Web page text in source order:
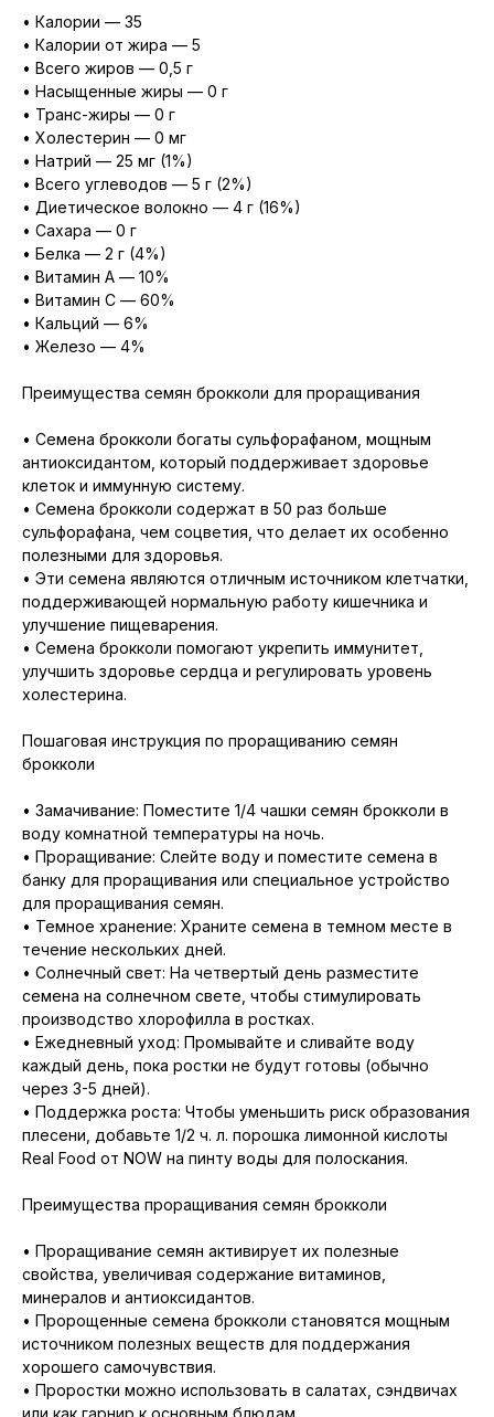
• Калории — 35
• Калории от жира — 5
• Всего жиров — 0,5 г
• Насыщенные жиры — 0 г
• Транс-жиры — 0 г
• Холестерин — 0 мг
• Натрий — 25 мг (1%)
• Всего углеводов — 5 г (2%)
• Диетическое волокно — 4 г (16%)
• Сахара — 0 г
• Белка — 2 г (4%)
• Витамин А — 10%
• Витамин С — 60%
• Кальций — 6%
• Железо — 4%
Преимущества семян брокколи для проращивания
• Семена брокколи богаты сульфорафаном, мощным
антиоксидантом, который поддерживает здоровье
клеток и иммунную систему.
• Семена брокколи содержат в 50 раз больше
сульфорафана, чем соцветия, что делает их особенно
полезными для здоровья.
• Эти семена являются отличным источником клетчатки,
поддерживающей нормальную работу кишечника и
улучшение пищеварения.
• Семена брокколи помогают укрепить иммунитет,
улучшить здоровье сердца и регулировать уровень
холестерина.
Пошаговая инструкция по проращиванию семян
брокколи
• Замачивание: Поместите 1/4 чашки семян брокколи в
воду комнатной температуры на ночь.
• Проращивание: Слейте воду и поместите семена в
банку для проращивания или специальное устройство
для проращивания семян.
• Темное хранение: Храните семена в темном месте в
течение нескольких дней.
• Солнечный свет: На четвертый день разместите
семена на солнечном свете, чтобы стимулировать
производство хлорофилла в ростках.
• Ежедневный уход: Промывайте и сливайте воду
каждый день, пока ростки не будут готовы (обычно
через 3-5 дней).
• Поддержка роста: Чтобы уменьшить риск образования
плесени, добавьте 1/2 ч. л. порошка лимонной кислоты
Real Food от NOW на пинту воды для полоскания.
Преимущества проращивания семян брокколи
• Проращивание семян активирует их полезные
свойства, увеличивая содержание витаминов,
минералов и антиоксидантов.
• Пророщенные семена брокколи становятся мощным
источником полезных веществ для поддержания
хорошего самочувствия.
• Проростки можно использовать в салатах, сэндвичах
или как гарнир к основным блюдам.